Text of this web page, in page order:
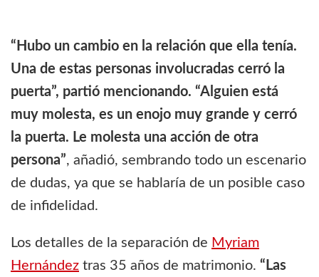
“Hubo un cambio en la relación que ella tenía.
Una de estas personas involucradas cerró la
puerta”, partió mencionando. “Alguien está
muy molesta, es un enojo muy grande y cerró
la puerta. Le molesta una acción de otra
persona”, añadió, sembrando todo un escenario
de dudas, ya que se hablaría de un posible caso
de infidelidad.
Los detalles de la separación de Myriam
Hernández tras 35 años de matrimonio. “Las